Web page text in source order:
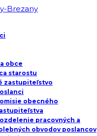
obce
starostu
zastupiteľstvo
obecného
pracovných a
obvodov poslancov